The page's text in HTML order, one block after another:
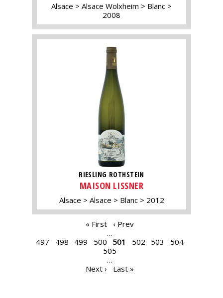
Alsace Alsace Wolxheim
Blanc
2008
RIESLING ROTHSTEIN
MAISON LISSNER
Alsace Alsace Blanc 2012
« First
‹ Prev
…
497
498 499 500 501 502 503
504
505
…
Next ›
Last »